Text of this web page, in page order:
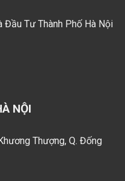
Tư Thành Phố Hà Nội
NỘI
Thượng, Q. Đống